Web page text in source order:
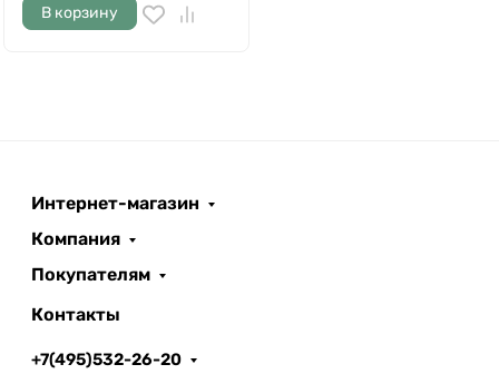
В корзину
Интернет-магазин
Компания
Покупателям
Контакты
+7(495)532-26-20